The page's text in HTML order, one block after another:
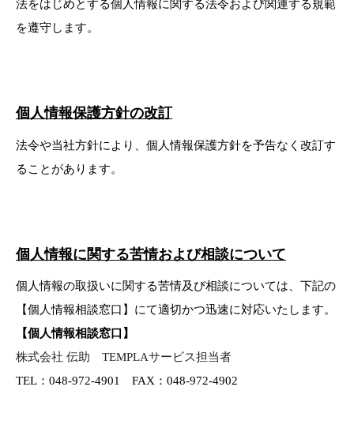
法をはじめとする個人情報に関する法令および関連する規範
を遵守します。
個人情報保護方針の改訂
法令や当社方針により、個人情報保護方針を予告なく改訂す
ることがあります。
個人情報に関する苦情および相談について
個人情報の取扱いに関する苦情及び相談については、下記の
【個人情報相談窓口】にて適切かつ迅速に対応いたします。
【個人情報相談窓口】
株式会社 伝助 TEMPLAサービス担当者
TEL：048-972-4901 FAX：048-972-4902